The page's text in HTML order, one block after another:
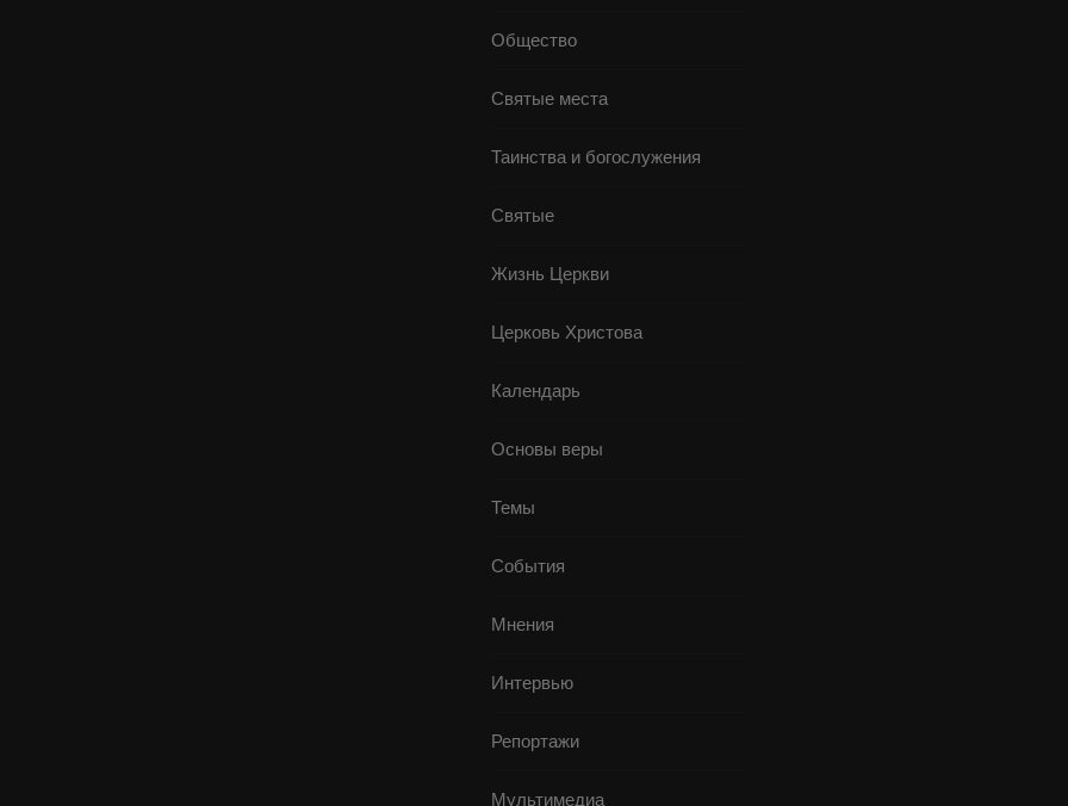
Общество
Святые места
Таинства и богослужения
Святые
Жизнь Церкви
Церковь Христова
Календарь
Основы веры
Темы
События
Мнения
Интервью
Репортажи
Мультимедиа